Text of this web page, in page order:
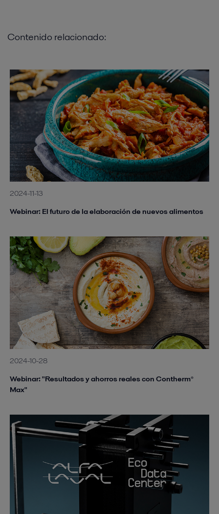
Contenido relacionado:
2024-11-13
Webinar: El futuro de la elaboración de nuevos alimentos
2024-10-28
Webinar: "Resultados y ahorros reales con Contherm®
Max"